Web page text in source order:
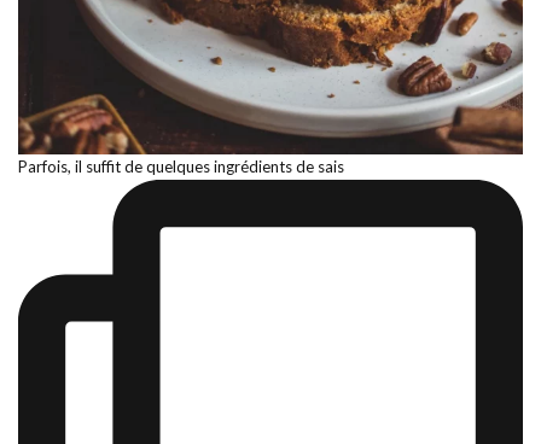
Parfois, il suffit de quelques ingrédients de sais